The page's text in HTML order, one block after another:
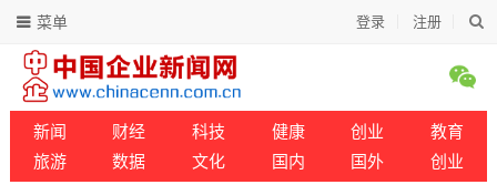
登录 注册
菜单
新闻 财经 科技 健康 创业
教育
旅游
数据 文化 国内 国外 创业